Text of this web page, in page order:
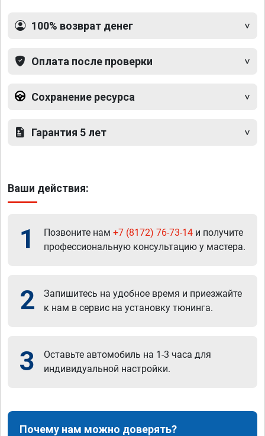
100% возврат денег
Оплата после проверки
Сохранение ресурса
Гарантия 5 лет
Ваши действия:
1 Позвоните нам +7 (8172) 76-73-14 и получите
профессиональную консультацию у мастера.
2
Запишитесь на удобное время и приезжайте
к нам в сервис на установку тюнинга.
3
Оставьте автомобиль на 1-3 часа для
индивидуальной настройки.
Почему нам можно доверять?